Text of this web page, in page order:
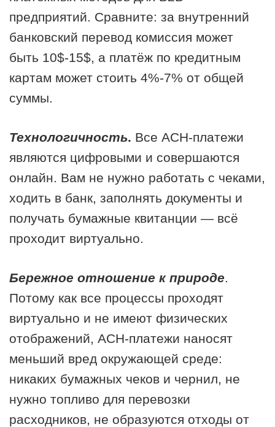
предприятий. Сравните: за внутренний
банковский перевод комиссия может
быть 10$-15$, а платёж по кредитным
картам может стоить 4%-7% от общей
суммы.
Технологичность. Все АСН-платежи
являются цифровыми и совершаются
онлайн. Вам не нужно работать с чеками,
ходить в банк, заполнять документы и
получать бумажные квитанции — всё
проходит виртуально.
Бережное отношение к природе.
Потому как все процессы проходят
виртуально и не имеют физических
отображений, АСН-платежи наносят
меньший вред окружающей среде:
никаких бумажных чеков и чернил, не
нужно топливо для перевозки
расходников, не образуются отходы от